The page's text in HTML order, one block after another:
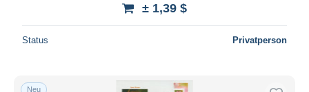
± 1,39 $
Status Privatperson
Neu